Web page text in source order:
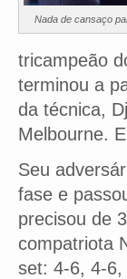
Nada de cansaço
tricampeão
terminou a
da técnica,
Melbourne.
Seu
fase e
precisou de
compatriota
set: 4-6, 4-6,